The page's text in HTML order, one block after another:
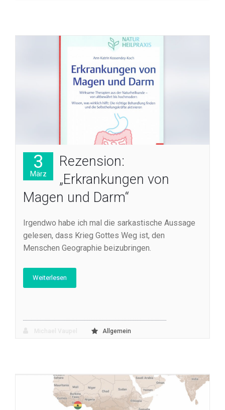
3
März
Rezension:
„Erkrankungen von
Magen und Darm“
Irgendwo habe ich mal die sarkastische Aussage
gelesen, dass Krieg Gottes Weg ist, den
Menschen Geographie beizubringen.
Weiterlesen
Allgemein